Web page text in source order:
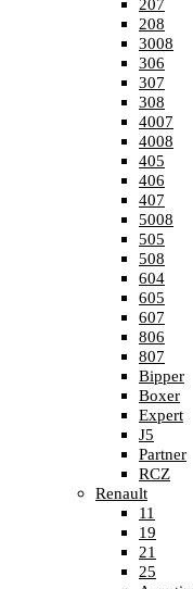
207
208
3008
306
307
308
4007
4008
405
406
407
5008
505
508
604
605
607
806
807
Bipper
Boxer
Expert
J5
Partner
RCZ
Renault
11
19
21
25